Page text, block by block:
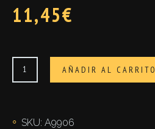
11,45€
PIZZA
nº
cantidad
AÑADIR AL CARRITO
SKU: A9906